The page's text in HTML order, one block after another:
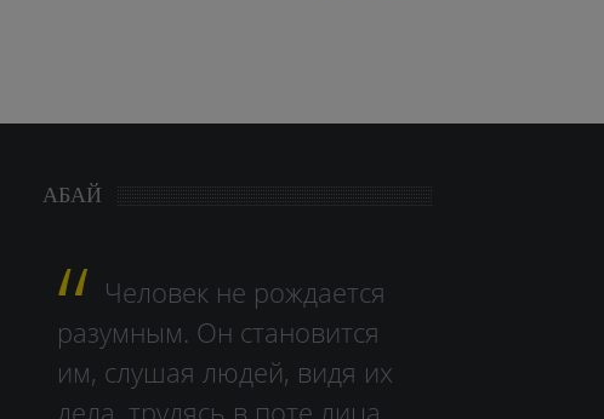
АБАЙ
Человек не рождается
разумным. Он становится
им, слушая людей, видя их
дела, тру­дясь в поте лица.